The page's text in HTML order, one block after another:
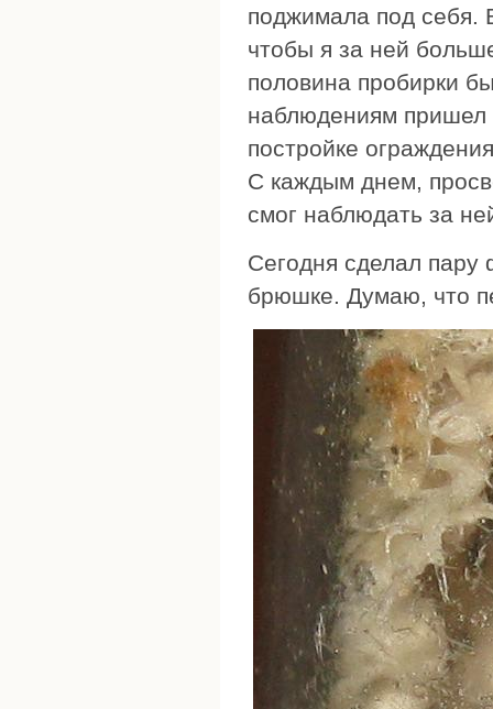
поджимала под себя.
чтобы я за ней
половина пробирки
наблюдениям пришел
постройке
С каждым днем,
смог наблюдать за
Сегодня сделал пару
брюшке. Думаю, что